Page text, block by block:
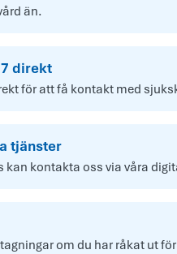
än.
direkt
för att få kontakt med
tjänster
kan kontakta oss via våra
om du har råkat ut